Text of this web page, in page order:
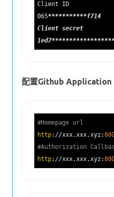
Client ID
065***********f714
Client secret
1ed7****************
配置Github Application
#Homepage url
http://xxx.xxx.xyz:
#Authorization
http://xxx.xxx.xyz: